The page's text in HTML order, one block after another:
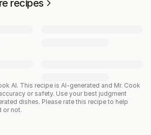
recipes
AI. This recipe is AI-generated and Mr. Cook
or safety. Use your best judgment
dishes. Please rate this recipe to help
or not.